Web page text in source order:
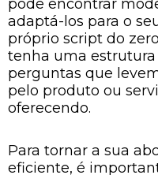
pode encontrar
adaptá-los para o
próprio script do
tenha uma
perguntas que
pelo produto ou
oferecendo.
Para tornar a sua
eficiente, é